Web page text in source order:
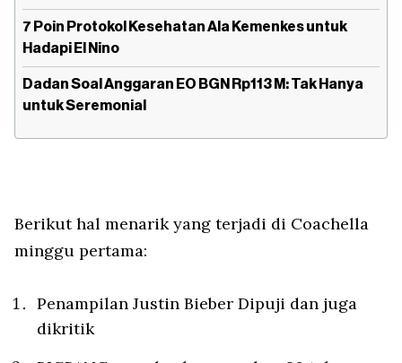
7 Poin Protokol Kesehatan Ala Kemenkes untuk
Hadapi El Nino
Dadan Soal Anggaran EO BGN Rp113 M: Tak Hanya
untuk Seremonial
Berikut hal menarik yang terjadi di Coachella
minggu pertama:
Penampilan Justin Bieber Dipuji dan juga
dikritik